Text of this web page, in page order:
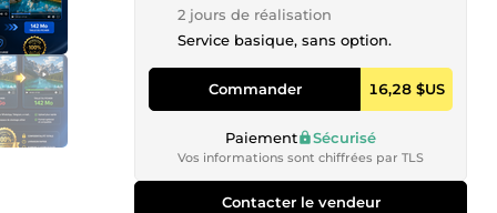
2 jours de réalisation
Service basique, sans option.
Commander 16,28 $US
Paiement Sécurisé
Vos informations sont chiffrées par TLS
Contacter le vendeur